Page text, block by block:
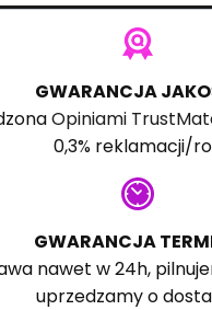
GWARANCJA
Opiniami
0,3% reklamacji/
GWARANCJA
nawet w 24h,
uprzedzamy o